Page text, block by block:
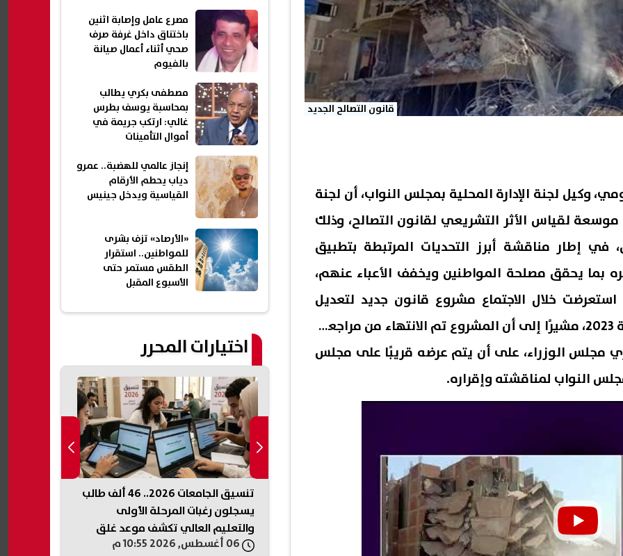
قانون التصالح الجديد
وكيل لجنة الإدارة المحلية بمجلس النواب، أن لجنة
لقياس الأثر التشريعي لقانون التصالح، وذلك
في إطار مناقشة أبرز التحديات المرتبطة بتطبيق
بما يحقق مصلحة المواطنين ويخفف الأعباء عنهم،
استعرضت خلال الاجتماع مشروع قانون جديد لتعديل
قانون التصالح رقم 187 لسنة 2023، مشيرًا إلى أن المشروع تم الانتهاء من مراجعته
مجلس الوزراء، على أن يتم عرضه قريبًا على مجلس
النواب لمناقشته وإقراره.
مصرع عامل وإصابة اثنين
باختناق داخل غرفة صرف
صحي أثناء أعمال صيانة
بالفيوم
مصطفى بكري يطالب
بمحاسبة يوسف بطرس
غالي: ارتكب جريمة في
أموال التأمينات
إنجاز عالمي للهضبة.. عمرو
دياب يحطم الأرقام
القياسية ويدخل جينيس
«الأرصاد» تزف بشرى
للمواطنين.. استقرار
الطقس مستمر حتى
الأسبوع المقبل
اختيارات المحرر
السلع التموينية أغسطس
2026.. الزيت والسكر والمكرونة ضمن
الرسمية
مصرع عامل وإصابة اثنين باختناق داخل
غرفة صرف صحي أثناء أعمال صيانة
بالفيوم
06 أغسطس, 2026 10:29 م
تنسيق الجامعات 2026.. 46 ألف طالب
يسجلون رغبات المرحلة الأولى
والتعليم العالي تكشف موعد غلق
التسجيل (انفوجرافيك)